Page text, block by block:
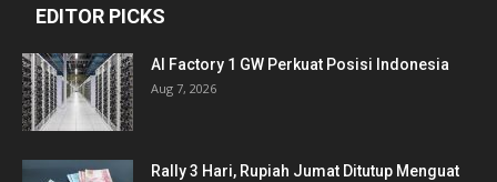
EDITOR PICKS
AI Factory 1 GW Perkuat Posisi Indonesia
Aug 7, 2026
Rally 3 Hari, Rupiah Jumat Ditutup Menguat